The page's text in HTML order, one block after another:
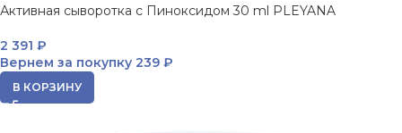
Активная сыворотка с Пиноксидом 30 ml PLEYANA
2 391 ₽
Вернем за покупку 239 ₽
В КОРЗИНУ